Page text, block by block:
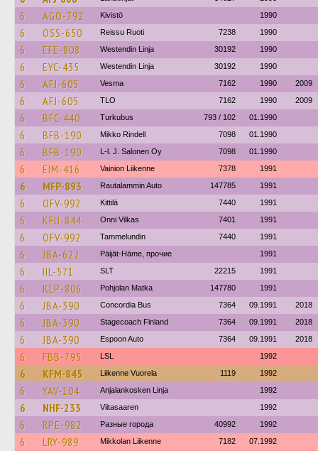
6 AGO-792 Kivistö 1990
6 OSS-650 Reissu Ruoti 7238 1990
6 EFE-808 Westendin Linja 30192 1990
6 EYC-435 Westendin Linja 30192 1990
6 AFJ-605 Vesma 7162 1990 2009
6 AFJ-605 TLO 7162 1990 2009
6 BFC-440 Turkubus 793 / 102 01.1990
6 BFB-190 Mikko Rindell 7098 01.1990
6 BFB-190 L-l. J. Salonen Oy 7098 01.1990
6 EIM-416 Vainion Liikenne 7378 1991
6 MFP-893 Rautalammin Auto 147785 1991
6 OFV-992 Kittilä 7440 1991
6 KFU-844 Onni Vilkas 7401 1991
6 OFV-992 Tammelundin 7440 1991
6 JBA-622 Päijät-Häme, прочие 1991
6 IIL-571 SLT 22215 1991
6 KLP-806 Pohjolan Matka 147780 1991
6 JBA-390 Concordia Bus 7364 09.1991 2018
6 JBA-390 Stagecoach Finland 7364 09.1991 2018
6 JBA-390 Espoon Auto 7364 09.1991 2018
6 FBB-795 LSL 1992
6 KFM-845 Liikenne Vuorela 1119 1992
6 YAV-104 Anjalankosken Linja 1992
6 NHF-233 Viitasaaren 1992
6 RPE-982 Разные города 40992 1992
6 LRY-989 Mikkolan Liikenne 7182 07.1992